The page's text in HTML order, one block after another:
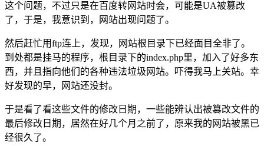
这个问题，不过只是在百度转网站时会，可能是UA被篡改
了，于是，我意识到，网站出现问题了。
然后赶忙用ftp连上，发现，网站根目录下已经面目全非了。
到处都是挂马的程序，根目录下的index.php里，加入了好多东
西，并且指向他们的各种违法垃圾网站。吓得我马上关站。幸
好发现的早，网站还没封。
于是看了看这些文件的修改日期，一些能辨认出被篡改文件的
最后修改日期，居然在好几个月之前了，原来我的网站被黑已
经很久了。